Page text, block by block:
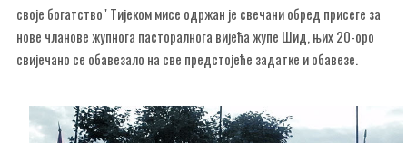
своје богатство" Тијеком мисе одржан је свечани обред присеге за
нове чланове жупнога пасторалнога вијећа жупе Шид, њих 20-оро
свијечано се обавезало на све предстојеће задатке и обавезе.